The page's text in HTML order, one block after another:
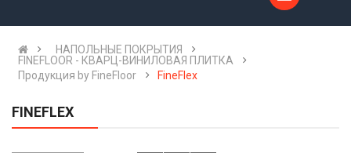
НАПОЛЬНЫЕ ПОКРЫТИЯ
FINEFLOOR - КВАРЦ-ВИНИЛОВАЯ ПЛИТКА
Продукция by FineFloor
FineFlex
FINEFLEX